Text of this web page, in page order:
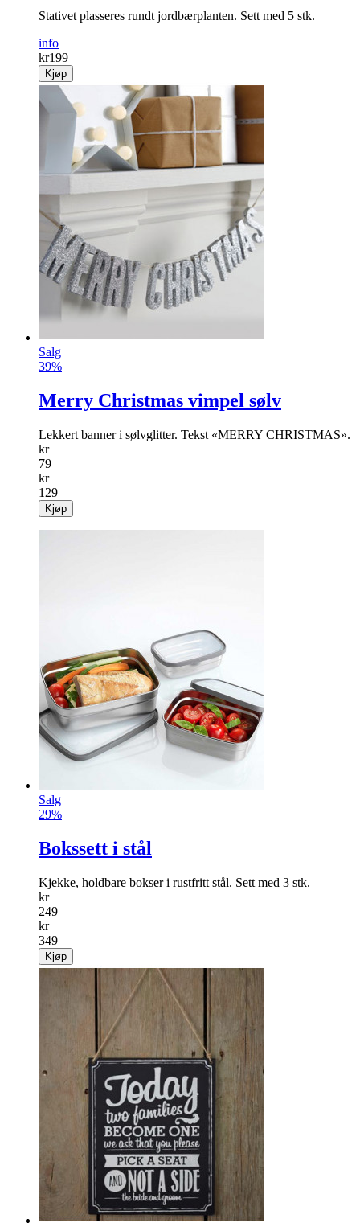
Stativet plasseres rundt jordbærplanten. Sett med 5 stk.
info
kr199
Kjøp
Salg
39%
Merry Christmas vimpel sølv
Lekkert banner i sølvglitter. Tekst «MERRY CHRISTMAS».
kr
79
kr
129
Kjøp
Salg
29%
Bokssett i stål
Kjekke, holdbare bokser i rustfritt stål. Sett med 3 stk.
kr
249
kr
349
Kjøp